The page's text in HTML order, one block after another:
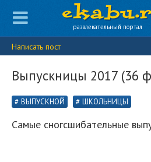
развлекательный портал
Написать пост
Выпускницы 2017 (36
ВЫПУСКНОЙ ШКОЛЬНИЦЫ
Самые сногсшибательные